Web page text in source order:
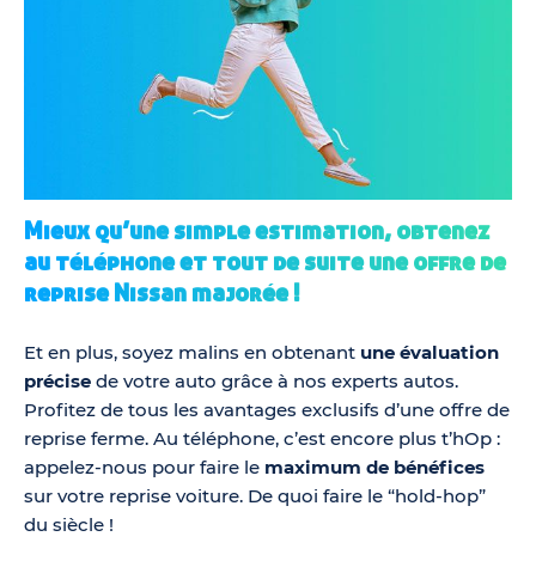
Mieux qu’une simple estimation, obtenez
au téléphone et tout de suite une offre de
reprise Nissan majorée !
Et en plus, soyez malins en obtenant une évaluation
précise de votre auto grâce à nos experts autos.
Profitez de tous les avantages exclusifs d’une offre de
reprise ferme. Au téléphone, c’est encore plus t’hOp :
appelez-nous pour faire le maximum de bénéfices
sur votre reprise voiture. De quoi faire le “hold-hop”
du siècle !